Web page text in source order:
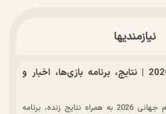
نیازمندیها
جدول جام جهانی 2026 | نتایج، برنامه بازی‌ها، اخبار و
مشاهده جدول کامل جام جهانی 2026 به همراه نتایج زنده، برنامه